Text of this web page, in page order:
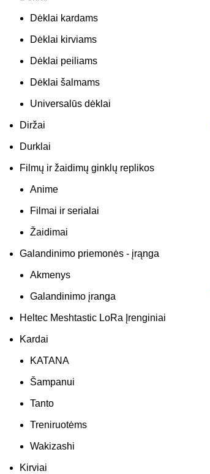
Dėklai kardams
Dėklai kirviams
Dėklai peiliams
Dėklai šalmams
Universalūs dėklai
Diržai
Durklai
Filmų ir žaidimų ginklų replikos
Anime
Filmai ir serialai
Žaidimai
Galandinimo priemonės - įrąnga
Akmenys
Galandinimo įranga
Heltec Meshtastic LoRa Įrenginiai
Kardai
KATANA
Šampanui
Tanto
Treniruotėms
Wakizashi
Kirviai